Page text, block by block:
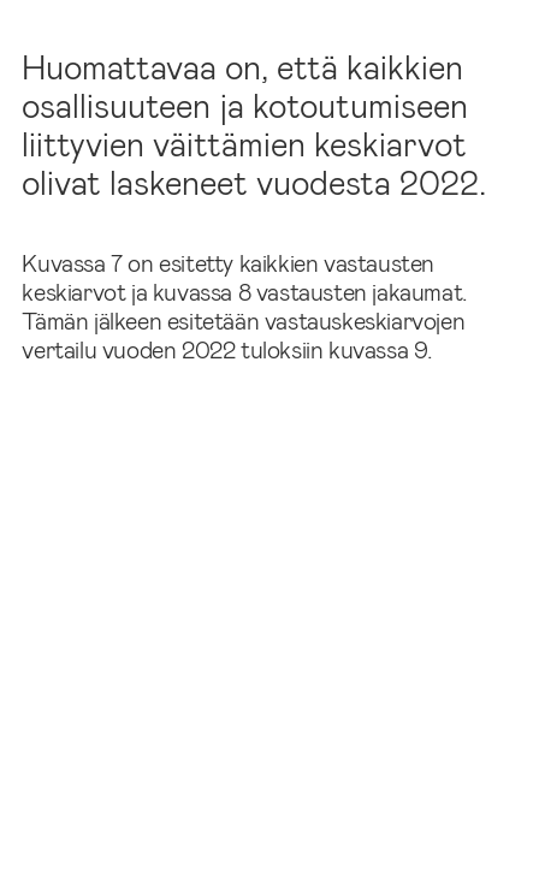
Huomattavaa on, että kaikkien
osallisuuteen ja kotoutumiseen
liittyvien väittämien keskiarvot
olivat laskeneet vuodesta 2022.
Kuvassa 7 on esitetty kaikkien vastausten
keskiarvot ja kuvassa 8 vastausten jakaumat.
Tämän jälkeen esitetään vastauskeskiarvojen
vertailu vuoden 2022 tuloksiin kuvassa 9.